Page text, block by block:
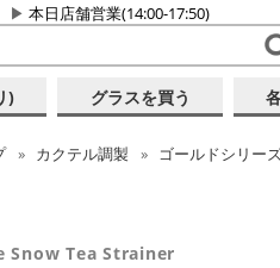
本日店舗営業(14:00-17:50)
) グラスを買う
カクテル調製 ゴールドシリー
Snow Tea Strainer